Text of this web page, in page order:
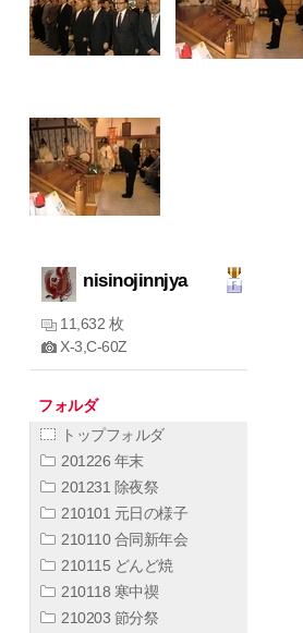
nisinojinnjya
11,632 枚
X-3,C-60Z
フォルダ
トップフォルダ
201226 年末
201231 除夜祭
210101 元日の様子
210110 合同新年会
210115 どんど焼
210118 寒中禊
210203 節分祭